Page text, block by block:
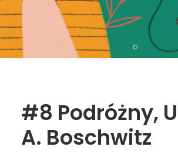
#8 Podróżny,
A. Boschwitz